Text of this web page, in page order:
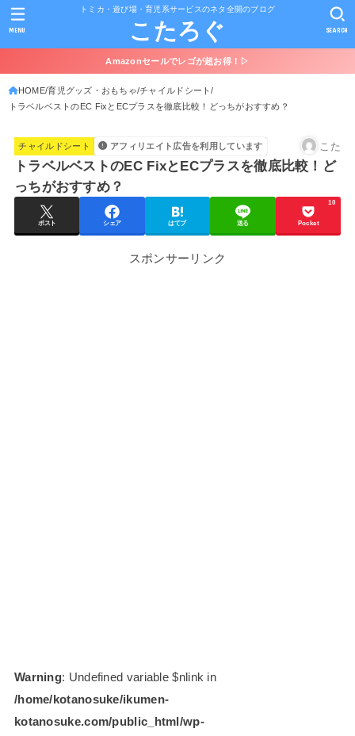
トミカ・遊び場・育児系サービスのネタ全開のブログ
こたろぐ SEARCH
MENU
Amazonセールでレゴが超お得！▷
HOME 育児グッズ・おもちゃ チャイルドシート
トラベルベストのEC FixとECプラスを徹底比較！どっちがおすすめ？
チャイルドシート アフィリエイト広告を利用しています こた
トラベルベストのEC FixとECプラスを徹底比較！ど
っちがおすすめ？
ポスト シェア はてブ 送る Pocket
10
スポンサーリンク
Warning: Undefined variable $nlink in
/home/kotanosuke/ikumen-
kotanosuke.com/public_html/wp-